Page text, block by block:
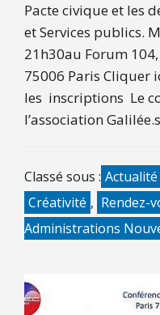
Pacte civique et les
et Services publics.
21h30au Forum
75006 Paris Cliquer
les inscriptions Le
l’association
Classé sous : Actualité
Créativité , Rendez-
Administrations